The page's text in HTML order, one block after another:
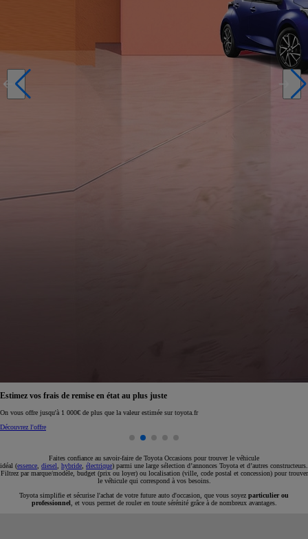
Réservez en ligne votre occasion pour 1€ seulement
Réservez en ligne
Faites confiance au savoir-faire de Toyota Occasions pour trouver le véhicule
idéal (essence diesel hybride électrique) parmi une large sélection d’annonces Toyota et d’autres constructeurs.
Filtrez par marque/modèle, budget (prix ou loyer) ou localisation (ville, code postal et concession) pour trouver
le véhicule qui correspond à vos besoins.
Toyota simplifie et sécurise l'achat de votre future auto d'occasion, que vous soyez particulier ou
professionnel , et vous permet de rouler en toute sérénité grâce à de nombreux avantages.